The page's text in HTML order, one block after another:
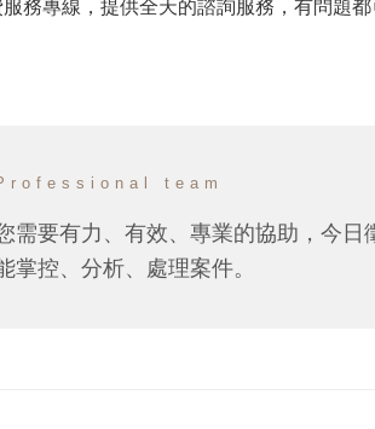
務專線，提供全天的諮詢服務，有問題都
team
需要有力、有效、專業的協助，今
掌控、分析、處理案件。